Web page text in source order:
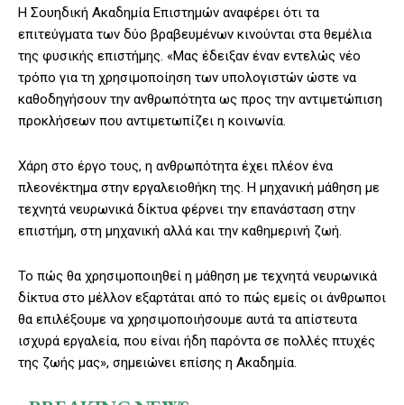
Η Σουηδική Ακαδημία Επιστημών αναφέρει ότι τα
επιτεύγματα των δύο βραβευμένων κινούνται στα θεμέλια
της φυσικής επιστήμης. «Μας έδειξαν έναν εντελώς νέο
τρόπο για τη χρησιμοποίηση των υπολογιστών ώστε να
καθοδηγήσουν την ανθρωπότητα ως προς την αντιμετώπιση
προκλήσεων που αντιμετωπίζει η κοινωνία.
Χάρη στο έργο τους, η ανθρωπότητα έχει πλέον ένα
πλεονέκτημα στην εργαλειοθήκη της. Η μηχανική μάθηση με
τεχνητά νευρωνικά δίκτυα φέρνει την επανάσταση στην
επιστήμη, στη μηχανική αλλά και την καθημερινή ζωή.
Το πώς θα χρησιμοποιηθεί η μάθηση με τεχνητά νευρωνικά
δίκτυα στο μέλλον εξαρτάται από το πώς εμείς οι άνθρωποι
θα επιλέξουμε να χρησιμοποιήσουμε αυτά τα απίστευτα
ισχυρά εργαλεία, που είναι ήδη παρόντα σε πολλές πτυχές
της ζωής μας», σημειώνει επίσης η Ακαδημία.